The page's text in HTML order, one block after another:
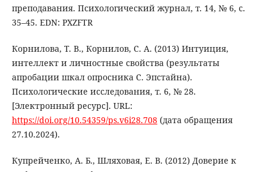
преподавания. Психологический журнал, т. 14, № 6, с.
35–45. EDN: PXZFTR
Корнилова, Т. В., Корнилов, С. А. (2013) Интуиция,
интеллект и личностные свойства (результаты
апробации шкал опросника С. Эпстайна).
Психологические исследования, т. 6, № 28.
[Электронный ресурс]. URL:
https://doi.org/10.54359/ps.v6i28.708(дата обращения
27.10.2024).
Купрейченко, А. Б., Шляховая, Е. В. (2012) Доверие к